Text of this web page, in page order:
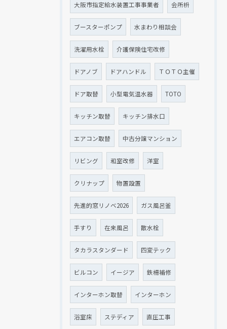
大阪市指定給水装置工事事業者 会所枡
ブースターポンプ 水まわり相談会
洗濯用水栓 介護保険住宅改修
ドアノブ ドアハンドル ＴＯＴＯ主催
ドア取替 小型電気温水器 TOTO
キッチン取替 キッチン排水口
エアコン取替 中古分譲マンション
リビング 和室改修 洋室
クリナップ 物置設置
先進的窓リノベ2026 ガス風呂釜
手すり 在来風呂 散水栓
タカラスタンダード 四変テック
ビルコン イージア 鉄柵補修
インターホン取替 インターホン
浴室床 ステディア 直圧工事